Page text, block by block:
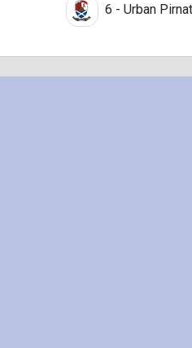
6 - Urban Pirnat